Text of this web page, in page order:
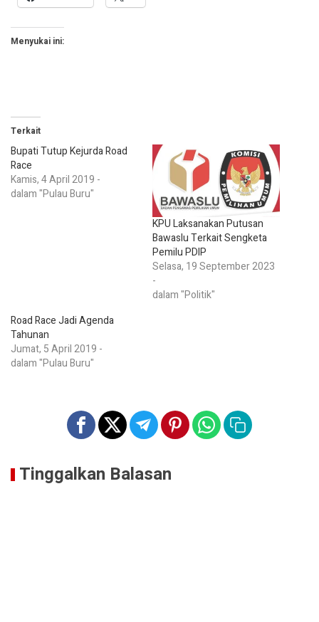
Menyukai ini:
Terkait
Bupati Tutup Kejurda Road
Race
Kamis, 4 April 2019 -
dalam "Pulau Buru"
KPU Laksanakan Putusan
Bawaslu Terkait Sengketa
Pemilu PDIP
Selasa, 19 September 2023
-
dalam "Politik"
Road Race Jadi Agenda
Tahunan
Jumat, 5 April 2019 -
dalam "Pulau Buru"
Tinggalkan Balasan